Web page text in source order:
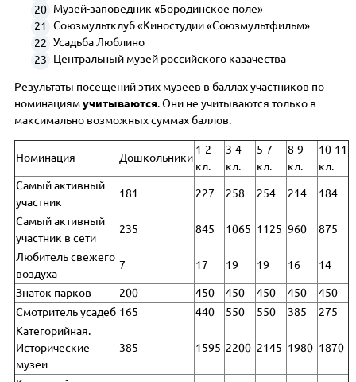
Музей-заповедник «Бородинское поле»
Союзмультклуб «Киностудии «Союзмультфильм»
Усадьба Люблино
Центральный музей российского казачества
Результаты посещений этих музеев в баллах участников по
номинациямучитываются. Они не учитываются только в
максимально возможных суммах баллов.
Номинация Дошкольники
1-2
кл.
3-4
кл.
5-7
кл.
8-9
кл.
10-11
кл.
Самый активный
участник
181 227 258 254 214 184
Самый активный
участник в сети
235 845 1065 1125 960 875
Любитель свежего
воздуха
7 17 19 19 16 14
Знаток парков 200 450 450 450 450
450
Смотритель усадеб 165 440 550 550 385
275
Категорийная.
Исторические
музеи
385 1595 2200 2145 1980 1870